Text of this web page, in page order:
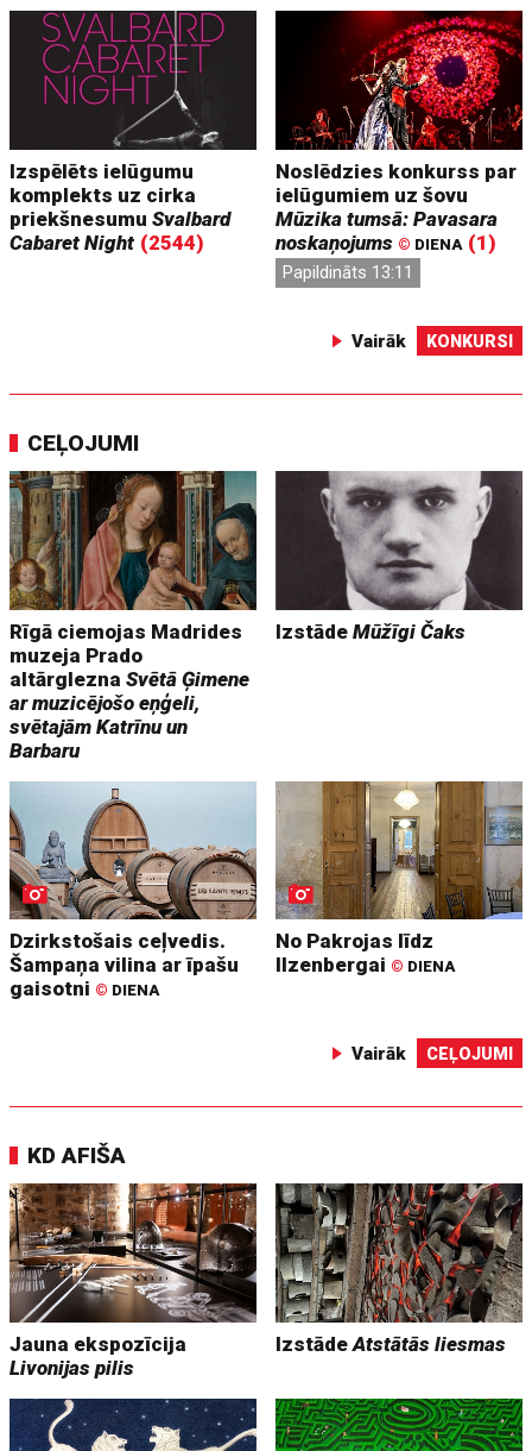
Izspēlēts ielūgumu
komplekts uz cirka
priekšnesumuSvalbard
Cabaret Night (2544)
Noslēdzies konkurss par
ielūgumiem uz šovu
Mūzika tumsā: Pavasara
noskaņojums © DIENA (1)
Papildināts 13:11
Vairāk KONKURSI
CEĻOJUMI
Rīgā ciemojas Madrides
muzeja Prado
altārgleznaSvētā Ģimene
ar muzicējošo eņģeli,
svētajām Katrīnu un
Barbaru
IzstādeMūžīgi Čaks
Dzirkstošais ceļvedis.
Šampaņa vilina ar īpašu
gaisotni © DIENA
No Pakrojas līdz
Ilzenbergai © DIENA
Vairāk CEĻOJUMI
KD AFIŠA
Jauna ekspozīcija
Livonijas pilis
IzstādeAtstātās liesmas